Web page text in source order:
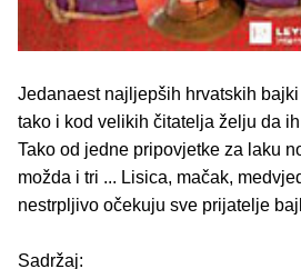
Jedanaest najljepših hrvatskih
tako i kod velikih čitatelja želju da
Tako od jedne pripovjetke za laku
možda i tri ... Lisica, mačak,
nestrpljivo očekuju sve prijatelje
Sadržaj: